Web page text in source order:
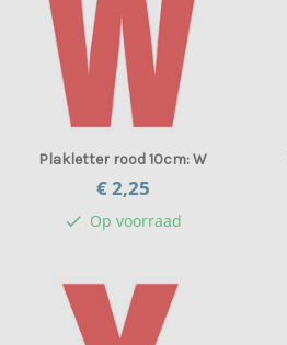
Plakletter rood 10cm: W
€ 2,25
check Op voorraad